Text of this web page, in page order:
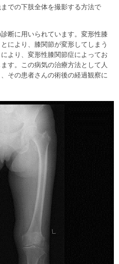
での下肢全体を撮影する方法で
断に用いられています。変形性膝
により、膝関節が変形してしまう
より、変形性膝関節症によってお
す。この病気の治療方法として人
その患者さんの術後の経過観察に